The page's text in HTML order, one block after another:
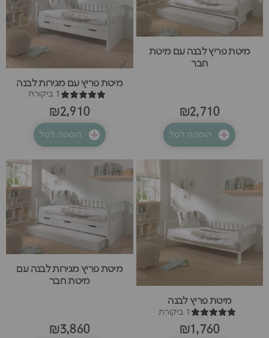
מיטת פריץ לבנה עם מיטת
חבר
₪2,710
הוספה לסל
מיטת פריץ עם מגירות לבנה
1 ביקורת
₪2,910
הוספה לסל
מיטת פריץ לבנה
1 ביקורת
₪1,760
מיטת פריץ מגירות לבנה עם
מיטת חבר
₪3,860